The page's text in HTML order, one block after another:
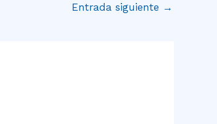
Entrada siguiente →